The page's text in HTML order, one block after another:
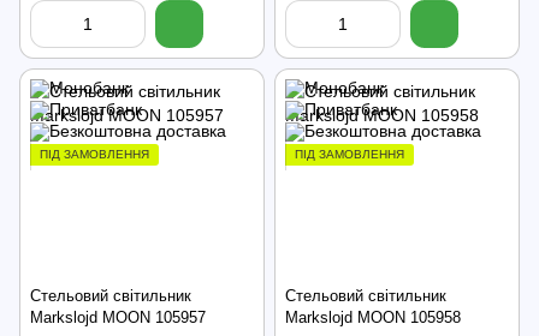
ПІД ЗАМОВЛЕННЯ
Стельовий світильник
Markslojd MOON 105957
ПІД ЗАМОВЛЕННЯ
Стельовий світильник
Markslojd MOON 105958